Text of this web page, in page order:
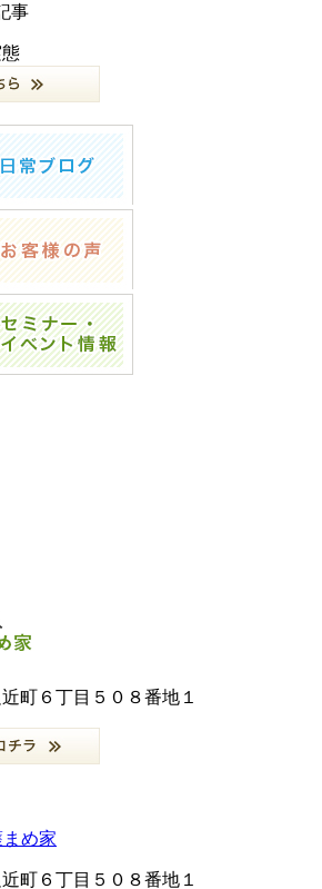
町６丁目５０８番地１
町６丁目５０８番地１